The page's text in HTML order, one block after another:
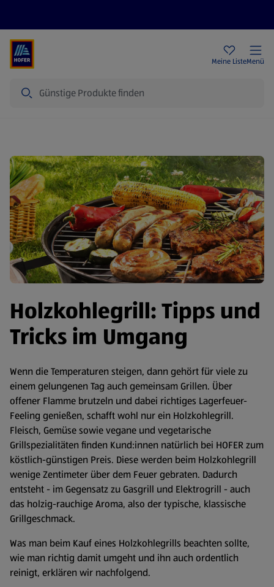
Meine ListeMenü
Holzkohlegrill: Tipps und
Tricks im Umgang
Wenn die Temperaturen steigen, dann gehört für viele zu
einem gelungenen Tag auch gemeinsam Grillen. Über
offener Flamme brutzeln und dabei richtiges Lagerfeuer-
Feeling genießen, schafft wohl nur ein Holzkohlegrill.
Fleisch, Gemüse sowie vegane und vegetarische
Grillspezialitäten finden Kund:innen natürlich bei HOFER zum
köstlich-günstigen Preis. Diese werden beim Holzkohlegrill
wenige Zentimeter über dem Feuer gebraten. Dadurch
entsteht - im Gegensatz zu Gasgrill und Elektrogrill - auch
das holzig-rauchige Aroma, also der typische, klassische
Grillgeschmack.
Was man beim Kauf eines Holzkohlegrills beachten sollte,
wie man richtig damit umgeht und ihn auch ordentlich
reinigt, erklären wir nachfolgend.